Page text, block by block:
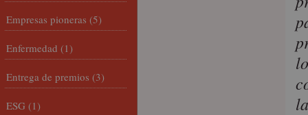
Empresas pioneras (5)
Enfermedad (1)
Entrega de premios (3)
ESG (1)